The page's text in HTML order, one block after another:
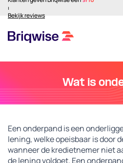
⏐
Bekijk reviews
Wat is
Een onderpand is een
lening, welke opeisbaar is door
wanneer de kredietnemer niet
de lening voldoet. Een